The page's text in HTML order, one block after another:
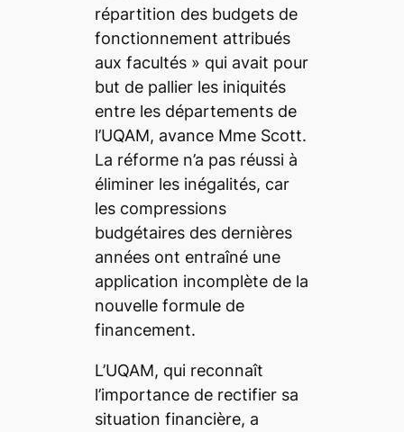
répartition des budgets de
fonctionnement attribués
aux facultés » qui avait pour
but de pallier les iniquités
entre les départements de
l’UQAM, avance Mme Scott.
La réforme n’a pas réussi à
éliminer les inégalités, car
les compressions
budgétaires des dernières
années ont entraîné une
application incomplète de la
nouvelle formule de
financement.
L’UQAM, qui reconnaît
l’importance de rectifier sa
situation financière, a